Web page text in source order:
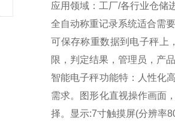
应用领域：工厂/各行业仓储
全自动称重记录系统适合需
可保存称重数据到电子秤上
限，判定结果，管理员，产
智能电子秤功能特：人性化
需求。图形化直视操作画面
择。显示:7寸触摸屏(分辨率